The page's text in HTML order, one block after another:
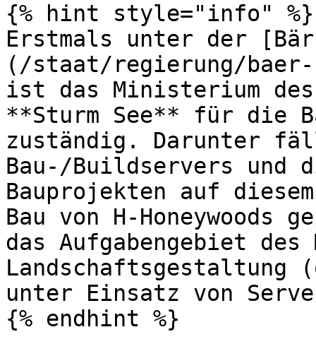
{% hint style="info" %}
Erstmals unter der
(/staat/regierung/
ist das Ministerium
**Sturm See** für die
zuständig. Darunter
Bau-/Buildservers und
Bauprojekten auf
Bau von H-
das Aufgabengebiet
Landschaftsgestaltung
unter Einsatz von
{% endhint %}